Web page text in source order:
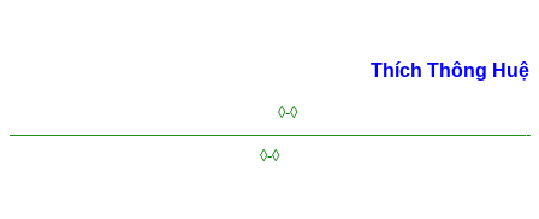
Thích Thông Huệ
◊-◊
—————————————————————————————————-
◊-◊